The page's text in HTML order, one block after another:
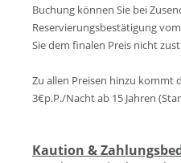
Buchung können Sie bei
Reservierungsbestätigung
Sie dem finalen Preis nicht
Zu allen Preisen hinzu kommt
3€p.P./Nacht ab 15 Jahren
Kaution &